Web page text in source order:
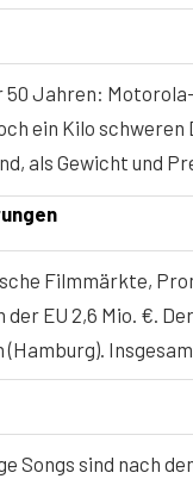
50 Jahren:
ein Kilo schweren
als Gewicht und
Filmmärkte,
der EU 2,6 Mio. €.
Songs sind nach